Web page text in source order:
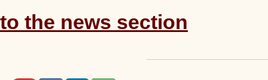
to the news section